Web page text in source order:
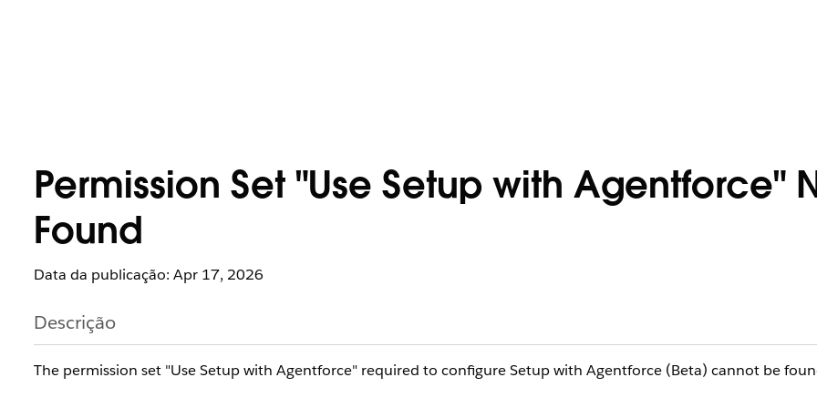
Permission Set "Use Setup with Agentforce"
Found
Data da publicação: Apr 17, 2026
Descrição
The permission set "Use Setup with Agentforce" required to configure Setup with Agentforce (Beta) cannot be